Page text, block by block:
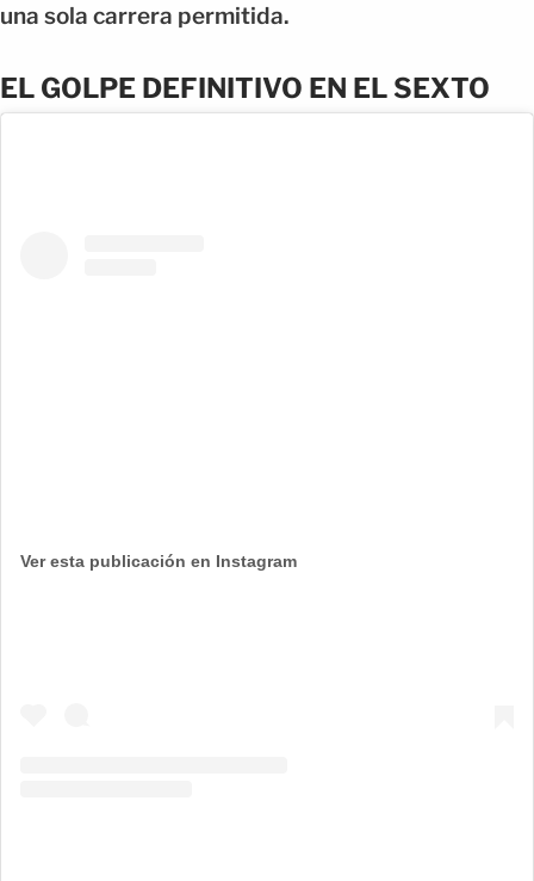
una sola carrera permitida.
EL GOLPE DEFINITIVO EN EL SEXTO
Ver esta publicación en Instagram